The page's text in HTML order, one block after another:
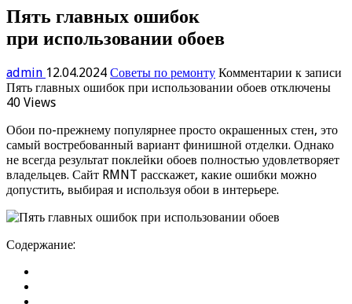
Пять главных ошибок
при использовании обоев
admin 12.04.2024 Советы по ремонту Комментарии к записи
Пять главных ошибок при использовании обоев отключены
40 Views
Обои по-прежнему популярнее просто окрашенных стен, это
самый востребованный вариант финишной отделки. Однако
не всегда результат поклейки обоев полностью удовлетворяет
владельцев. Сайт RMNT расскажет, какие ошибки можно
допустить, выбирая и используя обои в интерьере.
Содержание: